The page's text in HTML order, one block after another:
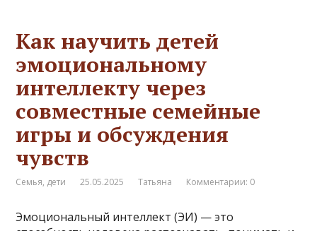
Как научить детей
эмоциональному
интеллекту через
совместные семейные
игры и обсуждения
чувств
Семья, дети 25.05.2025 Татьяна Комментарии: 0
Эмоциональный интеллект (ЭИ) — это